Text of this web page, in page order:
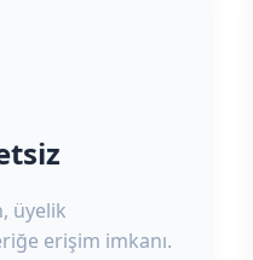
üyelik
erişim imkanı.